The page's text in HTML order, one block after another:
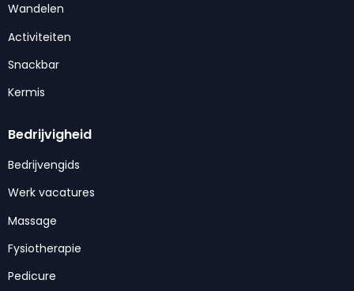
Wandelen
Activiteiten
Snackbar
Kermis
Bedrijvigheid
Bedrijvengids
Werk vacatures
Massage
Fysiotherapie
Pedicure